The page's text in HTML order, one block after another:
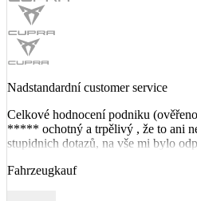
Nadstandardní customer service
Celkové hodnocení podniku
***** ochotný a trpělivý , že to ani
stupidnich dotazů, na vše mi bylo
Fahrzeugkauf